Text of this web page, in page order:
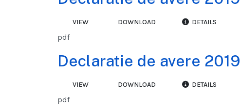
VIEW DOWNLOAD DETAILS
pdf
Declaratie de avere 2019
VIEW DOWNLOAD DETAILS
pdf